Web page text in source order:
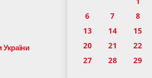
6
7 8
13
14 15
20
21 22
27
28 29